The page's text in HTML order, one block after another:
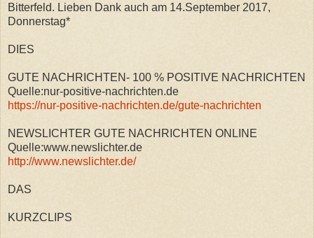
Bitterfeld. Lieben Dank auch am 14.September 2017,
Donnerstag*
DIES
GUTE NACHRICHTEN- 100 % POSITIVE NACHRICHTEN
Quelle:nur-positive-nachrichten.de
https://nur-positive-nachrichten.de/gute-nachrichten
NEWSLICHTER GUTE NACHRICHTEN ONLINE
Quelle:www.newslichter.de
http://www.newslichter.de/
DAS
KURZCLIPS